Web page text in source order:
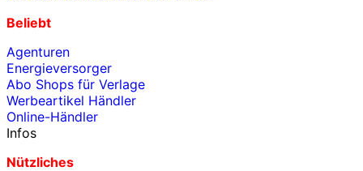
Beliebt
Agenturen
Energieversorger
Abo Shops für Verlage
Werbeartikel Händler
Online-Händler
Infos
Nützliches